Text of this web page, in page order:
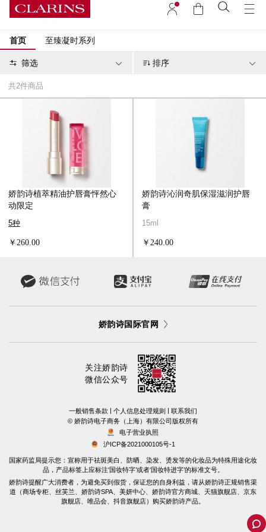
首页 至臻凝时系列
筛选 排序
共2件商品
娇韵诗植萃精油护唇膏怦然心
动限定
5种
￥260.00
娇韵诗沁润奇肌保湿滋润护唇
膏
15ml
￥240.00
娇韵诗国际官网
关注娇韵诗
微信公众号
一般销售条款 | 个人信息处理规则 | 联系我们
©️ 娇韵诗电子商务（上海）有限公司版权所有
电子营业执照
沪ICP备2021000105号-1
国家药监局提示您：宣称用于祛斑美白、防晒、染发、烫发等的化妆品为特殊用途化妆
品，产品标签上应标注‘国妆特字’或者‘国妆特进字’的标准文号。
娇韵诗提醒广大消费者，为避免买到假货，保证您的自身利益，请从娇韵诗正规销售渠
道（商场专柜、丝芙兰、娇韵诗SPA、美妍中心、娇韵诗官方商城、天猫旗舰店、京东
旗舰店、唯品会、抖音旗舰店）购买娇韵诗产品。